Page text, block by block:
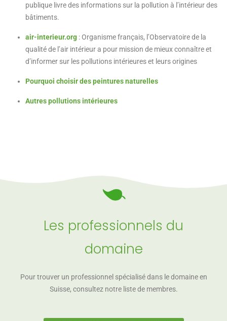
publique livre des informations sur la pollution à l’intérieur des
bâtiments.
air-interieur.org : Organisme français, l’Observatoire de la
qualité de l’air intérieur a pour mission de mieux connaître et
d’informer sur les pollutions intérieures et leurs origines
Pourquoi choisir des peintures naturelles
Autres pollutions intérieures
Les professionnels du
domaine
Pour trouver un professionnel spécialisé dans le domaine en
Suisse, consultez notre liste de membres.